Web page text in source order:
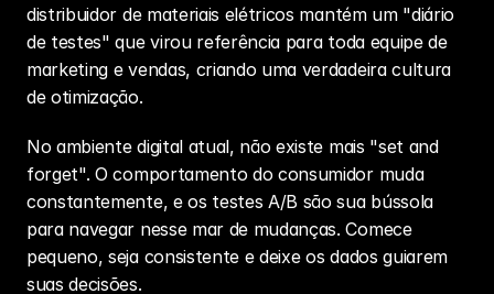
distribuidor de materiais elétricos mantém um "diário
de testes" que virou referência para toda equipe de
marketing e vendas, criando uma verdadeira cultura
de otimização.
No ambiente digital atual, não existe mais "set and
forget". O comportamento do consumidor muda
constantemente, e os testes A/B são sua bússola
para navegar nesse mar de mudanças. Comece
pequeno, seja consistente e deixe os dados guiarem
suas decisões.